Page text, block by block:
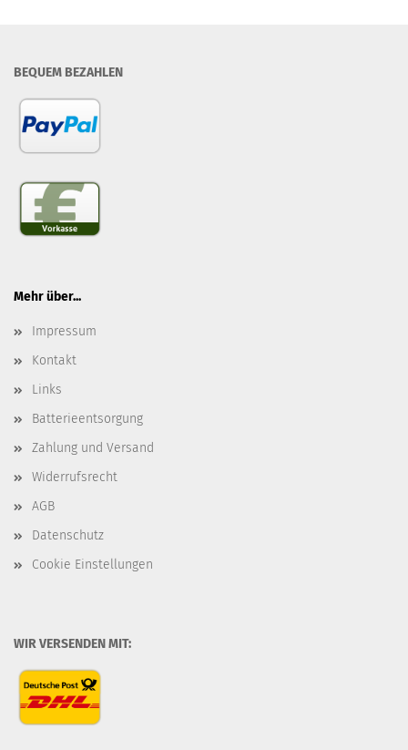
BEQUEM BEZAHLEN
Mehr über...
Impressum
Kontakt
Links
Batterieentsorgung
Zahlung und Versand
Widerrufsrecht
AGB
Datenschutz
Cookie Einstellungen
WIR VERSENDEN MIT: